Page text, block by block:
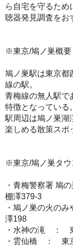
ら自宅を守るため
聴器発見調査をお
※東京/鳩ノ巣概要
鳩ノ巣駅は東京都
線の駅。
青梅線の無人駅で
特徴となっている。
駅周辺は鳩ノ巣湖
楽しめる散策スポ
※東京/鳩ノ巣タウ
・青梅警察署 鳩
棚澤379-3
・鳩ノ巣の火の
澤198
・水神の滝 ：
・雲仙橋 ： 東